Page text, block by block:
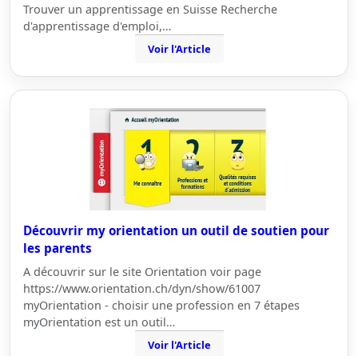
Trouver un apprentissage en Suisse Recherche
d'apprentissage d'emploi,…
Voir l'Article
Découvrir my orientation un outil de soutien pour
les parents
A découvrir sur le site Orientation voir page
https://www.orientation.ch/dyn/show/61007
myOrientation - choisir une profession en 7 étapes
myOrientation est un outil…
Voir l'Article